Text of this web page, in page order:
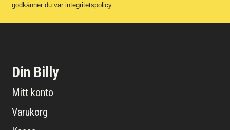
godkänner du vårintegritetspolicy.
Din Billy
Mitt konto
Varukorg